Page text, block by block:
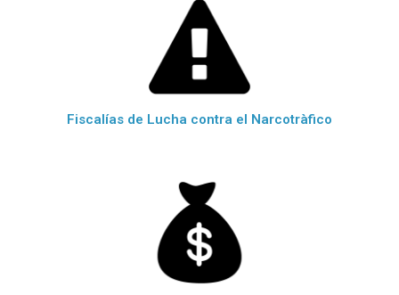
Fiscalías de Lucha contra el Narcotràfico